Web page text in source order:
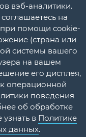
вэб-аналитики.
на
помощи cookie-
(страна или
системы вашего
на вашем
его дисплея,
операционной
поведения
об обработке
в Политике
данных